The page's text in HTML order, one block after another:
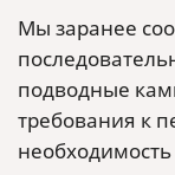
Мы заранее
подводные
требования к